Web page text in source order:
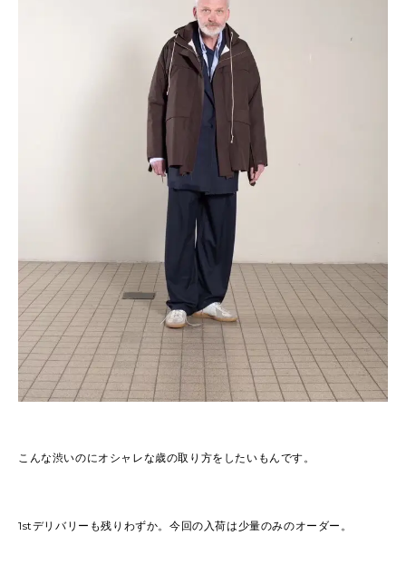
こんな渋いのにオシャレな歳の取り方をしたいもんです。
1stデリバリーも残りわずか。今回の入荷は少量のみのオーダー。